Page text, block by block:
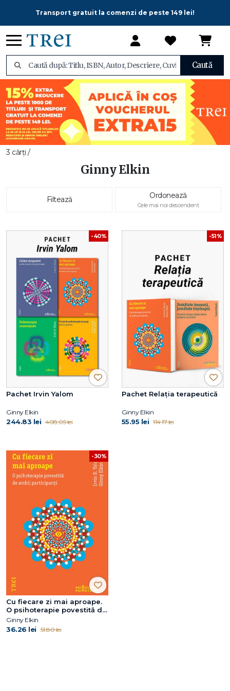
Transport gratuit la comenzi de peste 149 lei!
Caută
3 cărți /
Ginny Elkin
Filtează Ordonează
Cele mai noi descendent
-40%
Pachet Irvin Yalom
Ginny Elkin
244.83 lei 408.05 lei
-51%
Pachet Relația terapeutică
Ginny Elkin
55.95 lei 114.17 lei
-30%
Cu fiecare zi mai aproape.
O psihoterapie povestită de
ambii participanţi
Ginny Elkin
36.26 lei 51.80 lei